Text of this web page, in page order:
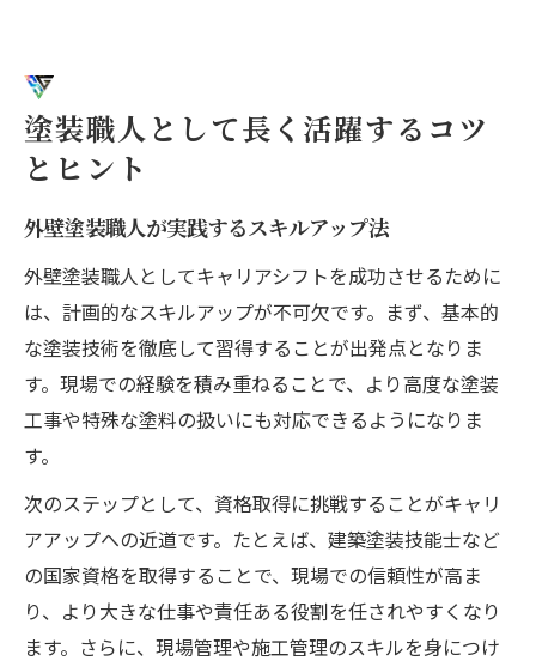
塗装職人として長く活躍するコツ
とヒント
外壁塗装職人が実践するスキルアップ法
外壁塗装職人としてキャリアシフトを成功させるために
は、計画的なスキルアップが不可欠です。まず、基本的
な塗装技術を徹底して習得することが出発点となりま
す。現場での経験を積み重ねることで、より高度な塗装
工事や特殊な塗料の扱いにも対応できるようになりま
す。
次のステップとして、資格取得に挑戦することがキャリ
アアップへの近道です。たとえば、建築塗装技能士など
の国家資格を取得することで、現場での信頼性が高ま
り、より大きな仕事や責任ある役割を任されやすくなり
ます。さらに、現場管理や施工管理のスキルを身につけ